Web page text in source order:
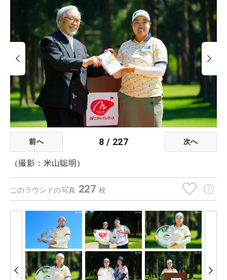
前へ 8 / 227 次へ
（撮影：米山聡明）
このラウンドの写真 227 枚